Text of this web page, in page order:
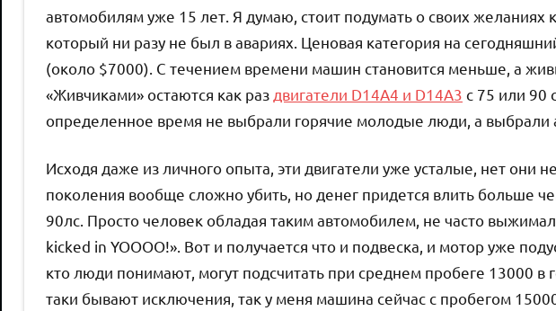
автомобилям уже 15 лет. Я думаю, стоит подумать о своих желаниях
который ни разу не был в авариях. Ценовая категория на
(около $7000). С течением времени машин становится меньше, а
«Живчиками» остаются как раз двигатели D14A4 и D14A3 с 75 или 90
определенное время не выбрали горячие молодые люди, а выбрали
Исходя даже из личного опыта, эти двигатели уже усталые, нет они
поколения вообще сложно убить, но денег придется влить больше
90лс. Просто человек обладая таким автомобилем, не часто
kicked in YOOOO!». Вот и получается что и подвеска, и мотор уже
кто люди понимают, могут подсчитать при среднем пробеге 13000 в
таки бывают исключения, так у меня машина сейчас с пробегом